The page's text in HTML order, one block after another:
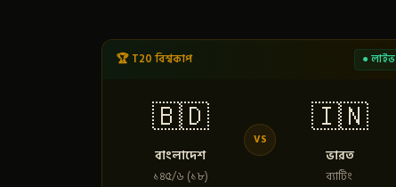
🏆 T20 বিশ্বকাপ ● লাইভ
🇧🇩
বাংলাদেশ
১৪৫/৬ (১৮)
VS 🇮🇳
ভারত
ব্যাটিং